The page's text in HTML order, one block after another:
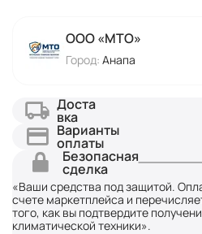
ООО «МТО»
Город: Анапа
Доста
вка
Варианты
оплаты
Безопасная
сделка
«Ваши средства под защитой.
счете маркетплейса и
того, как вы подтвердите
климатической техники».